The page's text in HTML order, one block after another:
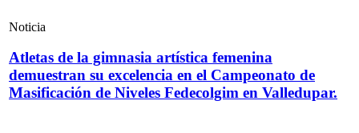
Noticia
Atletas de la gimnasia artística femenina
demuestran su excelencia en el Campeonato de
Masificación de Niveles Fedecolgim en Valledupar.